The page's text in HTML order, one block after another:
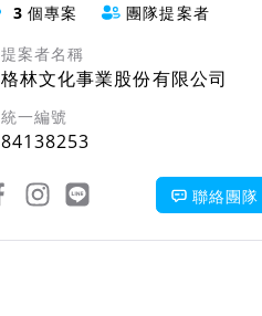
3 個專案
團隊提案者
提案者名稱
格林文化事業股份有限公司
統一編號
84138253
聯絡團隊